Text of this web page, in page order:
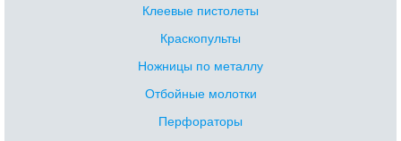
Клеевые пистолеты
Краскопульты
Ножницы по металлу
Отбойные молотки
Перфораторы